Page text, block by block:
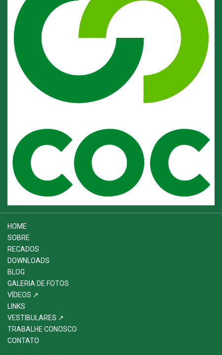
HOME
SOBRE
RECADOS
DOWNLOADS
BLOG
GALERIA DE FOTOS
VÍDEOS ↗
LINKS
VESTIBULARES ↗
TRABALHE CONOSCO
CONTATO